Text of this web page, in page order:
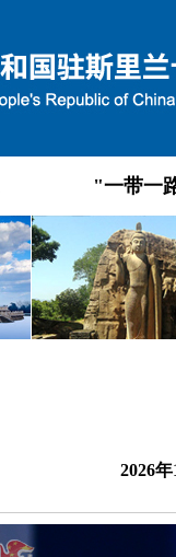
"一带一
2026